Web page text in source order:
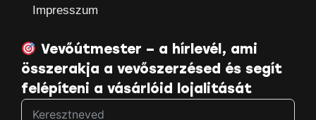
Impresszum
Vevőútmester – a hírlevél, ami
összerakja a vevőszerzésed és segít
felépíteni a vásárlóid lojalitását